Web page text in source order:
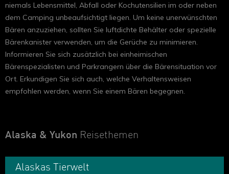
niemals Lebensmittel, Abfall oder Kochutensilien im oder neben
dem Camping unbeaufsichtigt liegen. Um keine unerwünschten
Bären anzuziehen, sollten Sie luftdichte Behälter oder spezielle
Bärenkanister verwenden, um die Gerüche zu minimieren.
Informieren Sie sich zusätzlich bei einheimischen
Bärenspezialisten und Parkrangern über die Bärensituation vor
Ort. Erkundigen Sie sich auch, welche Verhaltensweisen
empfohlen werden, wenn Sie einem Bären begegnen.
Alaska & Yukon Reisethemen
Alaskas Tierwelt